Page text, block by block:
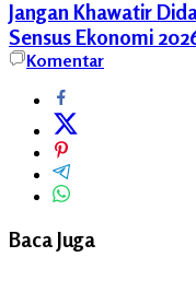
Jangan Khawatir
Sensus Ekonomi
Berita
Kota
Semarang
DPRD
Fraksi
Komentar
Baca Juga